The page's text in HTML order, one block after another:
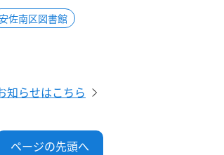
佐南区図書館
知らせはこちら
ページの先頭へ